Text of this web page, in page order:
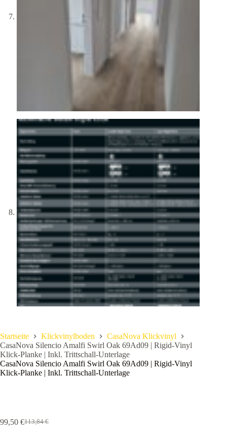
Startseite Klickvinylboden
CasaNova Klickvinyl
CasaNova Silencio Amalfi Swirl Oak 69Ad09 | Rigid-Vinyl
Klick-Planke | Inkl. Trittschall-Unterlage
CasaNova Silencio Amalfi Swirl Oak 69Ad09 | Rigid-Vinyl
Klick-Planke | Inkl. Trittschall-Unterlage
113,84€
Ursprünglicher
99,50 €Aktueller